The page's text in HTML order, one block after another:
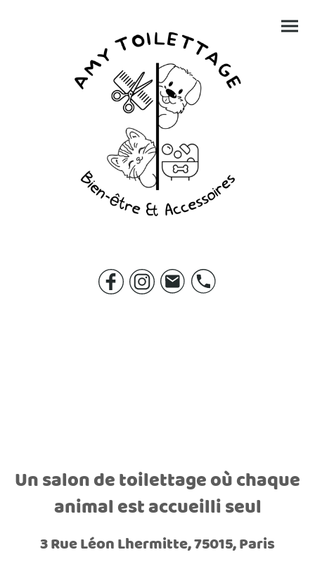
Un salon de toilettage où chaque
animal est accueilli seul
3 Rue Léon Lhermitte, 75015, Paris